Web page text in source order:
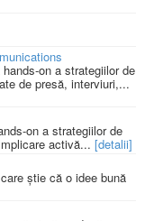
on a strategiilor de
de presă, interviuri,...
on a strategiilor de
activă... [detalii]
știe că o idee bună